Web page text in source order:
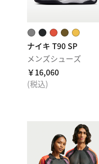
ナイキ T90 SP
メンズシューズ
￥16,060
(税込)